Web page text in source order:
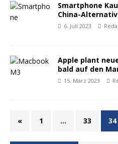
Smartphone
China-
6. Juli 2023
Apple plant
bald auf den
15. März 2023
« 1 … 33 34